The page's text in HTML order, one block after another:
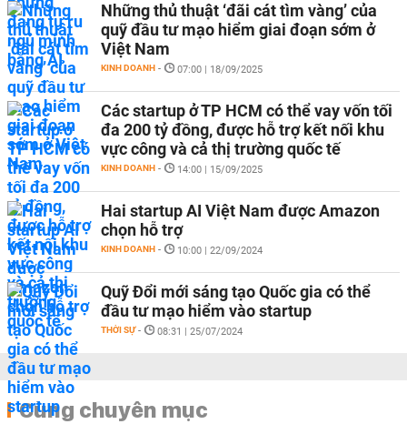
Những thủ thuật ‘đãi cát tìm vàng’ của
quỹ đầu tư mạo hiểm giai đoạn sớm ở
Việt Nam
KINH DOANH - 07:00 | 18/09/2025
Các startup ở TP HCM có thể vay vốn tối
đa 200 tỷ đồng, được hỗ trợ kết nối khu
vực công và cả thị trường quốc tế
KINH DOANH - 14:00 | 15/09/2025
Hai startup AI Việt Nam được Amazon
chọn hỗ trợ
KINH DOANH - 10:00 | 22/09/2024
Quỹ Đổi mới sáng tạo Quốc gia có thể
đầu tư mạo hiểm vào startup
THỜI SỰ - 08:31 | 25/07/2024
Cùng chuyên mục